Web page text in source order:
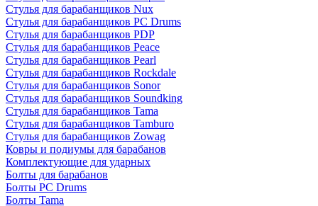
Стулья для барабанщиков Nux
Стулья для барабанщиков PC Drums
Стулья для барабанщиков PDP
Стулья для барабанщиков Peace
Стулья для барабанщиков Pearl
Стулья для барабанщиков Rockdale
Стулья для барабанщиков Sonor
Стулья для барабанщиков Soundking
Стулья для барабанщиков Tama
Стулья для барабанщиков Tamburo
Стулья для барабанщиков Zowag
Ковры и подиумы для барабанов
Комплектующие для ударных
Болты для барабанов
Болты PC Drums
Болты Tama